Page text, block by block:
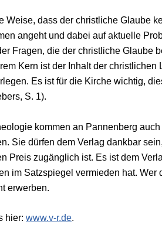
Weise, dass der christliche Glaube
angeht und dabei auf aktuelle
Fragen, die der christliche Glaube
Kern ist der Inhalt der
Es ist für die Kirche wichtig,
S. 1).
kommen an Pannenberg
Sie dürfen dem Verlag dankbar
Preis zugänglich ist. Es ist dem
im Satzspiegel vermieden hat.
erwerben.
hier: www.v-r.de.